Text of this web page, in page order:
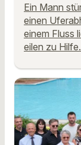
Ein Mann
einen
einem Fluss
eilen zu